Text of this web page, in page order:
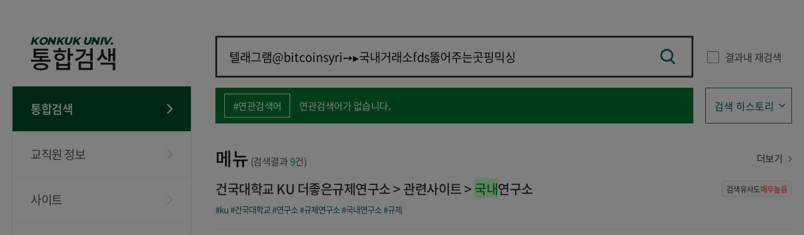
KONKUK UNIV.
통합검색
통합검색
교직원 정보
사이트
결과내 재검색
#연관검색어 연관검색어가 없습니다. 검색 히스토리
메뉴 (검색결과9건) 더보기
건국대학교 KU 더좋은규제연구소 > 관련사이트 >국내연구소 검색유사도매우높음
#ku#건국대학교#연구소#규제연구소#국내연구소#규제